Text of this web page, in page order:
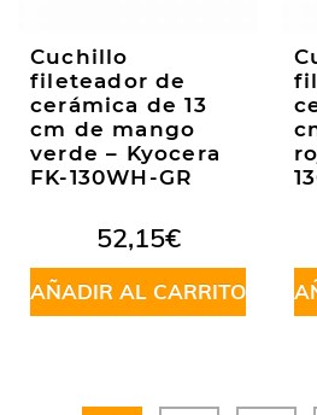
Cuchillo
fileteador de
cerámica de 13
cm de mango
verde – Kyocera
FK-130WH-GR
52,15€
AÑADIR AL CARRITO